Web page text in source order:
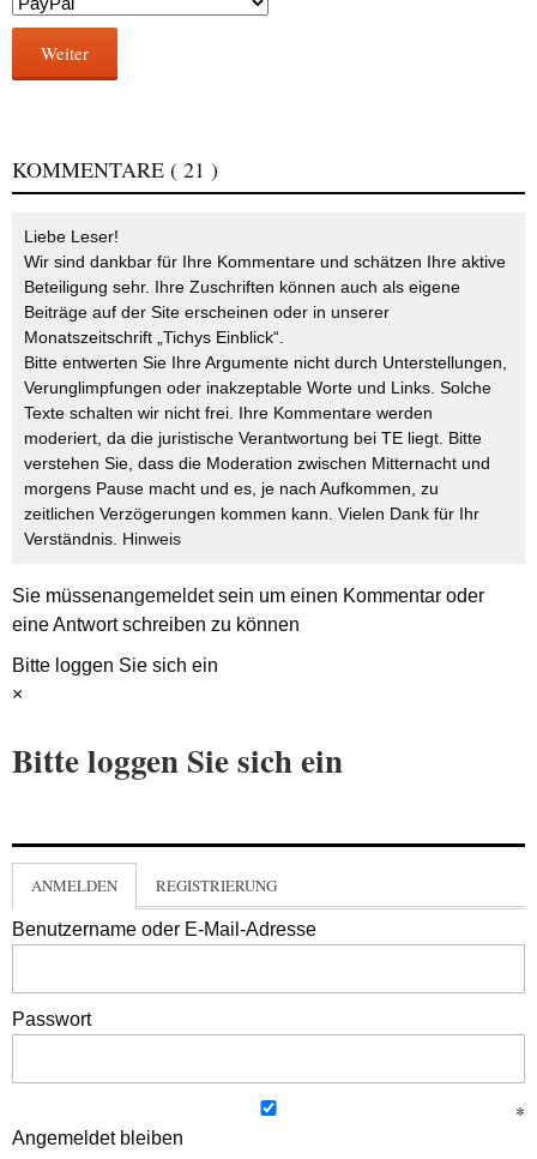
Weiter
KOMMENTARE ( 21 )
Liebe Leser!
Wir sind dankbar für Ihre Kommentare und schätzen Ihre aktive
Beteiligung sehr. Ihre Zuschriften können auch als eigene
Beiträge auf der Site erscheinen oder in unserer
Monatszeitschrift „Tichys Einblick“.
Bitte entwerten Sie Ihre Argumente nicht durch Unterstellungen,
Verunglimpfungen oder inakzeptable Worte und Links. Solche
Texte schalten wir nicht frei. Ihre Kommentare werden
moderiert, da die juristische Verantwortung bei TE liegt. Bitte
verstehen Sie, dass die Moderation zwischen Mitternacht und
morgens Pause macht und es, je nach Aufkommen, zu
zeitlichen Verzögerungen kommen kann. Vielen Dank für Ihr
Verständnis. Hinweis
Sie müssenangemeldetsein um einen Kommentar oder
eine Antwort schreiben zu können
Bitte loggen Sie sich ein
×
Bitte loggen Sie sich ein
ANMELDEN REGISTRIERUNG
Benutzername oder E-Mail-Adresse
Passwort
Angemeldet bleiben